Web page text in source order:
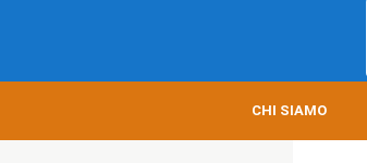
CHI SIAMO